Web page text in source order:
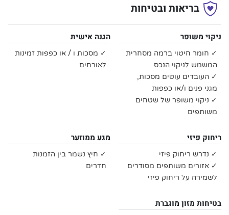
בריאות ובטיחות
ניקוי משופר
✓ חומר חיטוי ברמה מסחרית
המשמש לניקוי הנכס
✓ העובדים עוטים מסכות,
מגני פנים ו/או כפפות
✓ ניקוי משופר של שטחים
משותפים
הגנה אישית
✓ מסכות ו / או כפפות זמינות
לאורחים
ריחוק פיזי
✓ נדרש ריחוק פיזי
✓ אזורים משותפים מסודרים
לשמירה על ריחוק פיזי
מגע ממוזער
✓ חיץ נשמר בין הזמנות
חדרים
בטיחות מזון מוגברת